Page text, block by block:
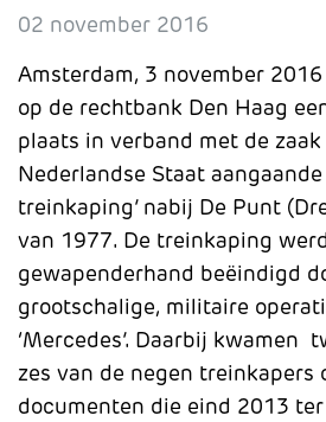
02 november 2016
Amsterdam, 3 november
op de rechtbank Den Haag
plaats in verband met de
Nederlandse Staat aangaande
treinkaping’ nabij De Punt
van 1977. De treinkaping
gewapenderhand beëindigd
grootschalige, militaire
‘Mercedes’. Daarbij kwamen
zes van de negen treinkapers
documenten die eind 2013